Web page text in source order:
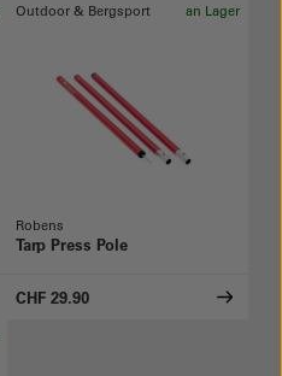
Outdoor & Bergsport an Lager
Robens
Tarp Press Pole
CHF 29.90